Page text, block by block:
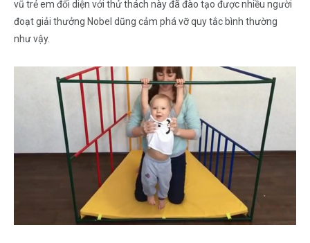
vũ trẻ em đối diện với thử thách này đã đào tạo được nhiều người
đoạt giải thưởng Nobel dũng cảm phá vỡ quy tắc bình thường
như vậy.